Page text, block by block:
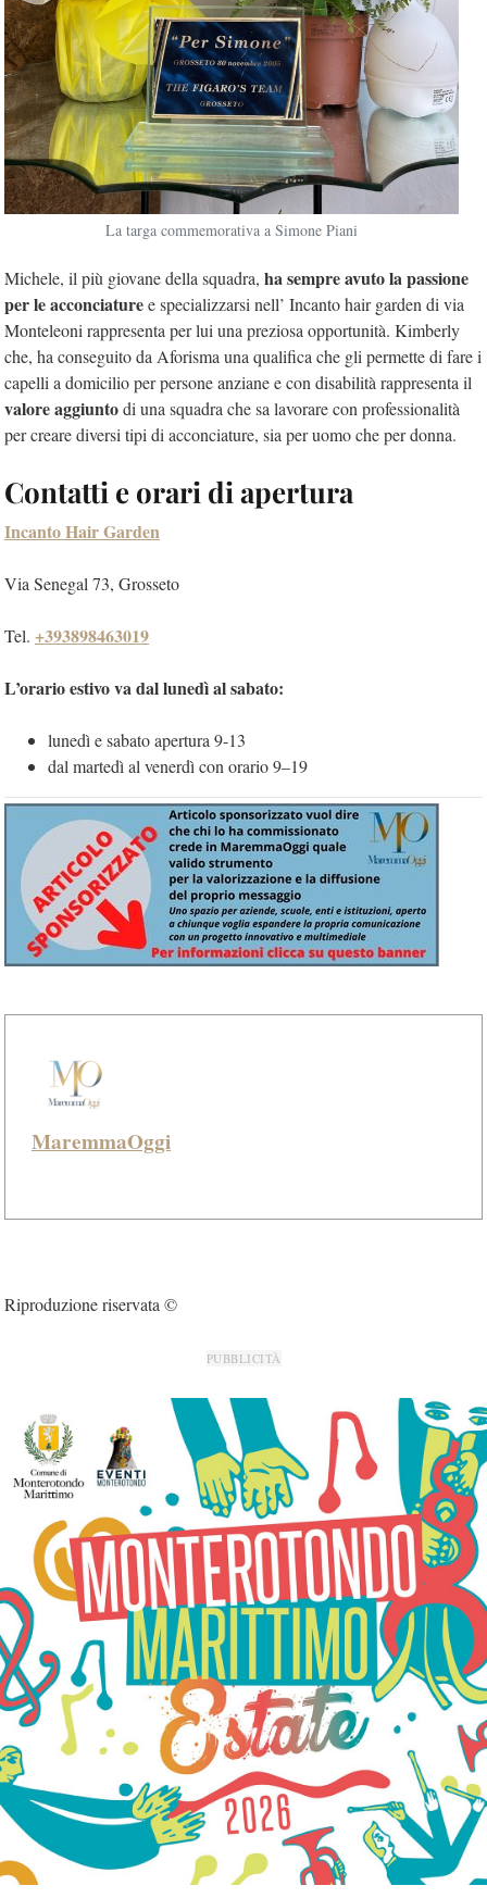
La targa commemorativa a Simone Piani
Michele, il più giovane della squadra, ha sempre avuto la passione
per le acconciaturee specializzarsi nell’ Incanto hair garden di via
Monteleoni rappresenta per lui una preziosa opportunità. Kimberly
che, ha conseguito da Aforisma una qualifica che gli permette di fare i
capelli a domicilio per persone anziane e con disabilità rappresenta il
valore aggiuntodi una squadra che sa lavorare con professionalità
per creare diversi tipi di acconciature, sia per uomo che per donna.
Contatti e orari di apertura
Incanto Hair Garden
Via Senegal 73, Grosseto
Tel. +393898463019
L’orario estivo va dal lunedì al sabato:
lunedì e sabato apertura 9-13
dal martedì al venerdì con orario 9–19
MaremmaOggi
Riproduzione riservata ©
PUBBLICITÀ